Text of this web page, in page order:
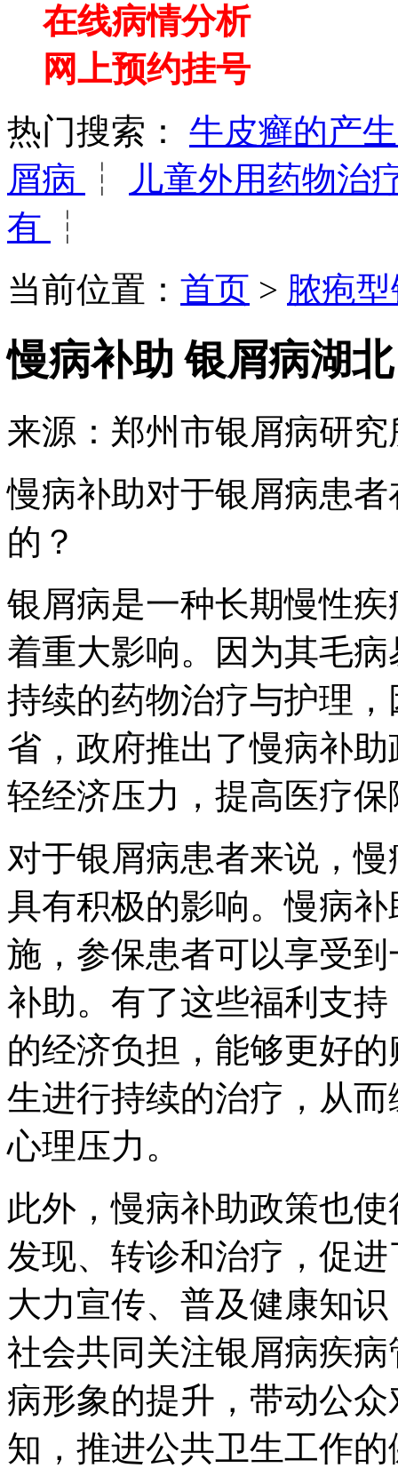
在线病情分析
网上预约挂号
热门搜索：
牛皮癣的产
屑病
┆
儿童外用药物治
有
┆
当前位置： 首页 > 脓疱
慢病补助 银屑病湖北
来源：郑州市银屑病研
慢病补助对于银屑病患
的？
银屑病是一种长期慢性
着重大影响。因为其毛
持续的药物治疗与护理
省，政府推出了慢病补
轻经济压力，提高医疗
对于银屑病患者来说，
具有积极的影响。慢病
施，参保患者可以享受
补助。有了这些福利支
的经济负担，能够更好
生进行持续的治疗，从
心理压力。
此外，慢病补助政策也
发现、转诊和治疗，促
大力宣传、普及健康知
社会共同关注银屑病疾
病形象的提升，带动公
知，推进公共卫生工作